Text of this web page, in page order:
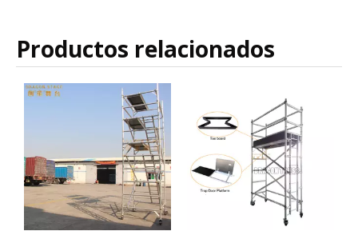
Productos relacionados